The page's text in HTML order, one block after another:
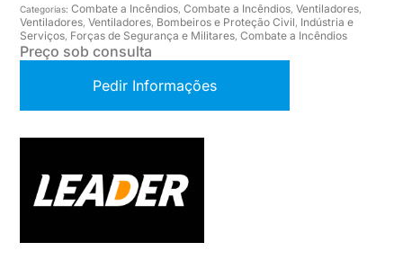
Categorias:Combate a Incêndios,Combate a Incêndios,Ventiladores,
Ventiladores,Ventiladores, Bombeiros e Proteção Civil, Indústria e
Serviços, Forças de Segurança e Militares,Combate a Incêndios
Preço sob consulta
Pedir Informações